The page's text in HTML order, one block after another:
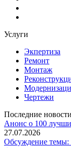
Услуги
Экпертиза
Ремонт
Монтаж
Чертежи
Последние новости
Анонс о 100
27.07.2026
Обсуждение